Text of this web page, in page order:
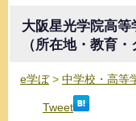
大阪星光学院高等
（所在地・教育
e学ぼ> 中学校・高等
Tweet